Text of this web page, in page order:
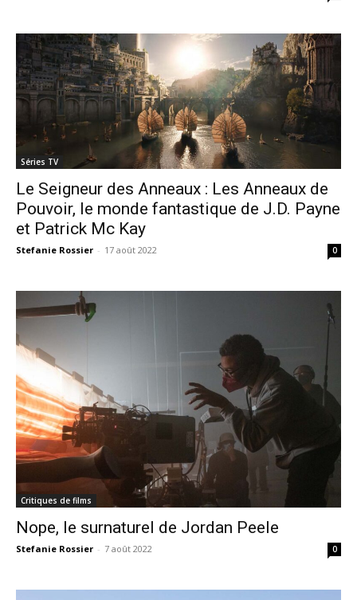
Séries TV
Le Seigneur des Anneaux : Les Anneaux de
Pouvoir, le monde fantastique de J.D. Payne
et Patrick Mc Kay
Stefanie Rossier - 17 août 2022 0
Critiques de films
Nope, le surnaturel de Jordan Peele
Stefanie Rossier - 7 août 2022 0